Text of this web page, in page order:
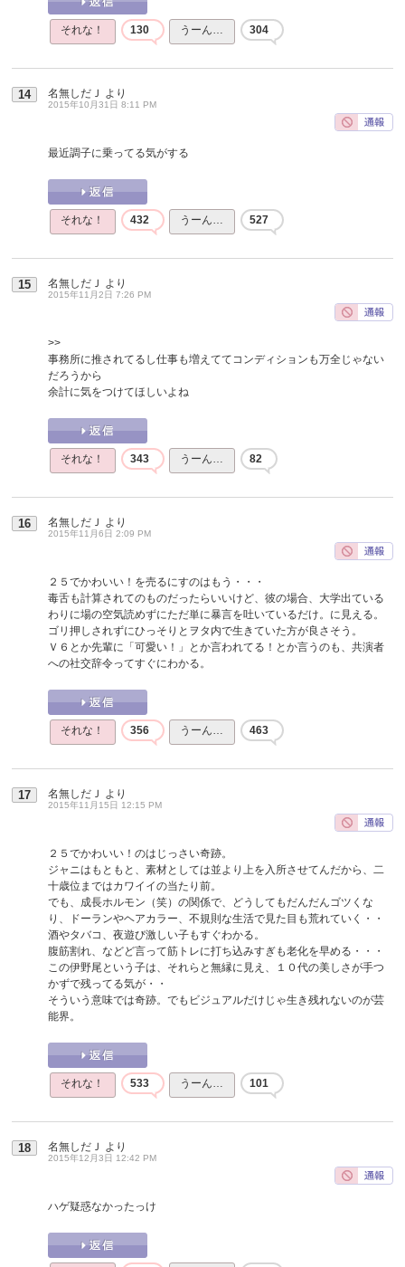
それな！ 130 うーん… 304
14 名無しだＪ より
2015年10月31日 8:11 PM
最近調子に乗ってる気がする
それな！ 432 うーん… 527
15 名無しだＪ より
2015年11月2日 7:26 PM
>>
事務所に推されてるし仕事も増えててコンディションも万全じゃない
だろうから
余計に気をつけてほしいよね
それな！ 343 うーん… 82
16 名無しだＪ より
2015年11月6日 2:09 PM
２５でかわいい！を売るにすのはもう・・・
毒舌も計算されてのものだったらいいけど、彼の場合、大学出ている
わりに場の空気読めずにただ単に暴言を吐いているだけ。に見える。
ゴリ押しされずにひっそりとヲタ内で生きていた方が良さそう。
Ｖ６とか先輩に「可愛い！」とか言われてる！とか言うのも、共演者
への社交辞令ってすぐにわかる。
それな！ 356 うーん… 463
17 名無しだＪ より
2015年11月15日 12:15 PM
２５でかわいい！のはじっさい奇跡。
ジャニはもともと、素材としては並より上を入所させてんだから、二
十歳位まではカワイイの当たり前。
でも、成長ホルモン（笑）の関係で、どうしてもだんだんゴツくな
り、ドーランやヘアカラー、不規則な生活で見た目も荒れていく・・
酒やタバコ、夜遊び激しい子もすぐわかる。
腹筋割れ、などど言って筋トレに打ち込みすぎも老化を早める・・・
この伊野尾という子は、それらと無縁に見え、１０代の美しさが手つ
かずで残ってる気が・・
そういう意味では奇跡。でもビジュアルだけじゃ生き残れないのが芸
能界。
それな！ 533 うーん… 101
18 名無しだＪ より
2015年12月3日 12:42 PM
ハゲ疑惑なかったっけ